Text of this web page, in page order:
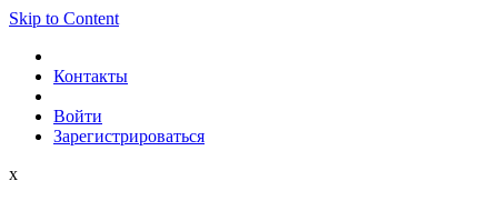
Skip to Content
Контакты
Войти
Зарегистрироваться
x